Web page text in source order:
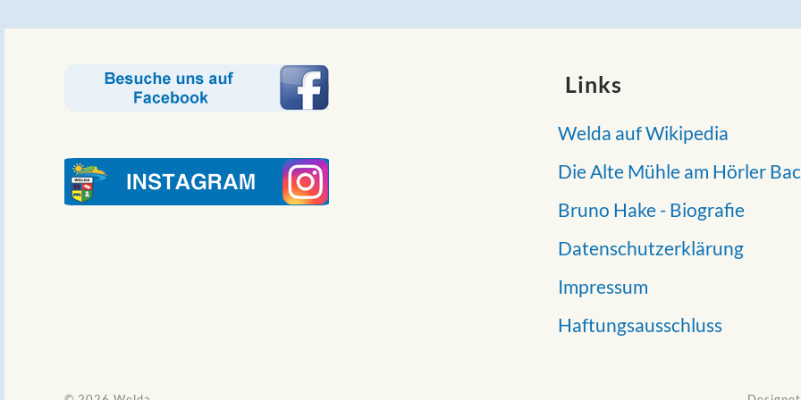
Links
Welda auf Wikipedia
Die Alte Mühle am Hörler
Bruno Hake - Biografie
Datenschutzerklärung
Impressum
Haftungsausschluss